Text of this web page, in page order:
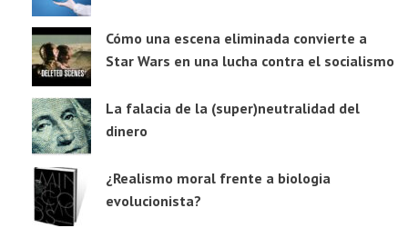
Cómo una escena eliminada convierte a
Star Wars en una lucha contra el socialismo
La falacia de la (super)neutralidad del
dinero
¿Realismo moral frente a biologia
evolucionista?